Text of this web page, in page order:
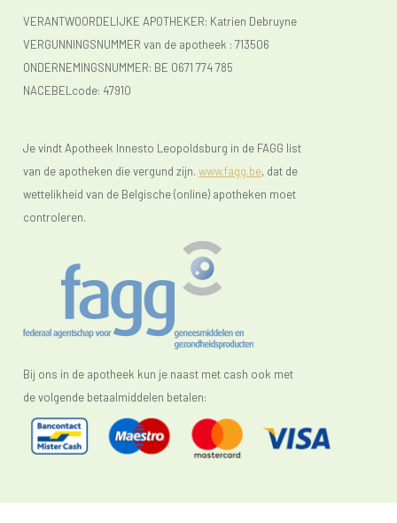
VERANTWOORDELIJKE APOTHEKER: Katrien Debruyne
VERGUNNINGSNUMMER van de apotheek : 713506
ONDERNEMINGSNUMMER: BE 0671 774 785
NACEBELcode: 47910
Je vindt Apotheek Innesto Leopoldsburg in de FAGG list
van de apotheken die vergund zijn. www.fagg.be, dat de
wettelikheid van de Belgische (online) apotheken moet
controleren.
Bij ons in de apotheek kun je naast met cash ook met
de volgende betaalmiddelen betalen: